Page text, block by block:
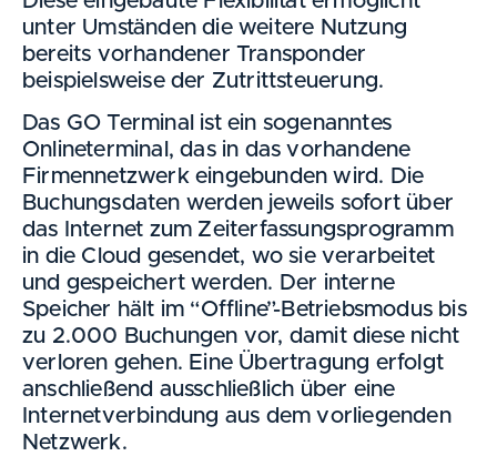
unter Umständen die weitere Nutzung
bereits vorhandener Transponder
beispielsweise der Zutrittsteuerung.
Das GO Terminal ist ein sogenanntes
Onlineterminal, das in das vorhandene
Firmennetzwerk eingebunden wird. Die
Buchungsdaten werden jeweils sofort über
das Internet zum Zeiterfassungsprogramm
in die Cloud gesendet, wo sie verarbeitet
und gespeichert werden. Der interne
Speicher hält im “Offline”-Betriebsmodus bis
zu 2.000 Buchungen vor, damit diese nicht
verloren gehen. Eine Übertragung erfolgt
anschließend ausschließlich über eine
Internetverbindung aus dem vorliegenden
Netzwerk.